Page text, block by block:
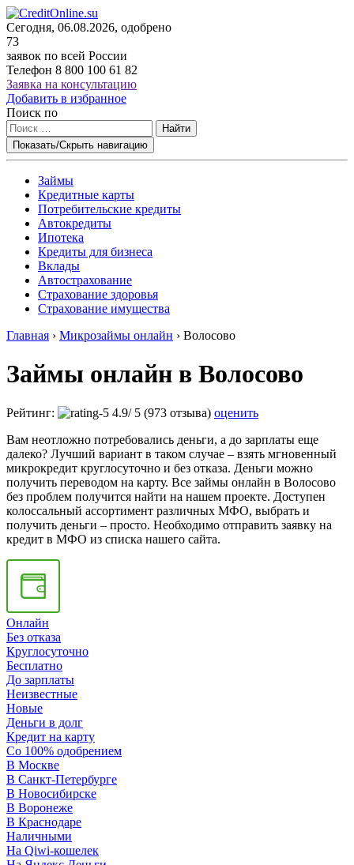
Сегодня, 06.08.2026, одобрено
73
заявок по всей России
Телефон 8 800 100 61 82
Заявка на консультацию
Добавить в избранное
Поиск по
Найти
Показать/Скрыть навигацию
Займы
Кредитные карты
Потребительские кредиты
Автокредиты
Ипотека
Кредиты для бизнеса
Вклады
Автострахование
Страхование здоровья
Страхование имущества
Главная › Микрозаймы онлайн › Волосово
Займы онлайн в Волосово
Рейтинг: 4.9/ 5 (973 отзыва) оценить
Вам неотложно потребовались деньги, а до зарплаты еще
далеко? Лучший вариант в таком случае – взять мгновенный
микрокредит круглосуточно и без отказа. Деньги можно
получить переводом на карту. Все займы онлайн в Волосово
без проблем получится найти на нашем проекте. Доступен
колоссальный ассортимент различных МФО, выбрать и
получить деньги – просто. Необходимо отправить заявку на
кредит в МФО из списка нашего сайта.
Онлайн
Без отказа
Круглосуточно
Бесплатно
До зарплаты
Неизвестные
Новые
Деньги в долг
Кредит на карту
Со 100% одобрением
В Москве
В Санкт-Петербурге
В Новосибирске
В Воронеже
В Краснодаре
Наличными
На Qiwi-кошелек